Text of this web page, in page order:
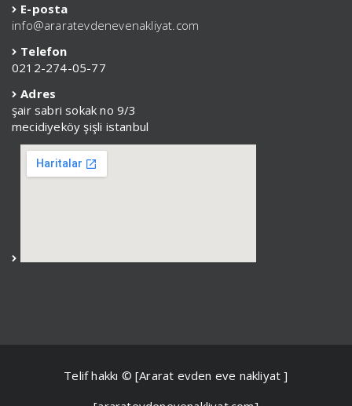
E-posta
info@araratevdenevenakliyat.com
Telefon
0212-274-05-77
Adres
şair sabri sokak no 9/3
mecidiyeköy şişli istanbul
Telif hakkı © [Ararat evden eve nakliyat ]